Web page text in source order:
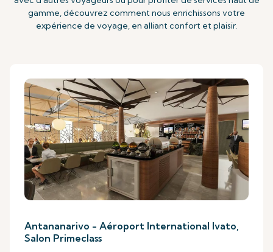
gamme, découvrez comment nous enrichissons votre
expérience de voyage, en alliant confort et plaisir.
Antananarivo - Aéroport International Ivato,
Salon Primeclass